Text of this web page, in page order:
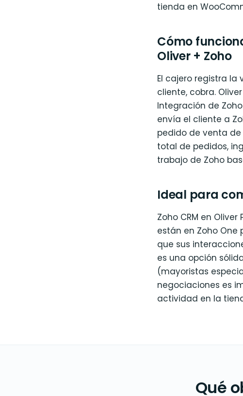
tienda en
Cómo
Oliver + Zoho
El cajero registra la
cliente, cobra.
Integración de
envía el cliente a
pedido de venta
total de pedidos,
trabajo de Zoho
Ideal para
Zoho CRM en
están en Zoho One
que sus
es una opción
(mayoristas
negociaciones es
actividad en la
Qué